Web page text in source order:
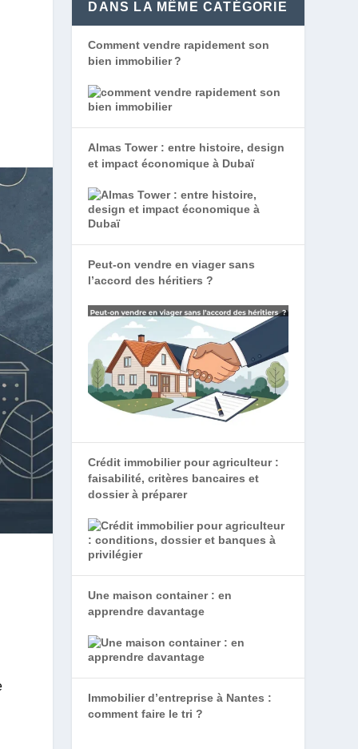
DANS LA MÊME CATÉGORIE
Comment vendre rapidement son
bien immobilier ?
Almas Tower : entre histoire, design
et impact économique à Dubaï
Peut-on vendre en viager sans
l’accord des héritiers ?
Crédit immobilier pour agriculteur :
faisabilité, critères bancaires et
dossier à préparer
Une maison container : en
apprendre davantage
Immobilier d’entreprise à Nantes :
comment faire le tri ?